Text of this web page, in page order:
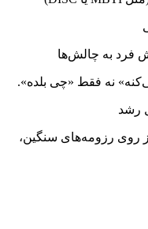
فرد به چالش‌ها
نه فقط «چی بلده».
روی رزومه‌های سنگین،